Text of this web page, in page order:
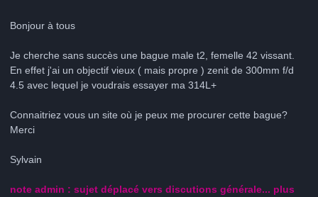
Bonjour à tous
Je cherche sans succès une bague male t2, femelle 42 vissant.
En effet j'ai un objectif vieux ( mais propre ) zenit de 300mm f/d
4.5 avec lequel je voudrais essayer ma 314L+
Connaitriez vous un site où je peux me procurer cette bague?
Merci
Sylvain
note admin : sujet déplacé vers discutions générale... plus